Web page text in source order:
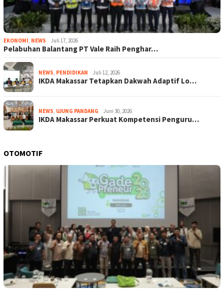
EKONOMI, NEWS Juli 17, 2026
Pelabuhan Balantang PT Vale Raih Penghar…
NEWS, PENDIDIKAN Juli 12, 2026
IKDA Makassar Tetapkan Dakwah Adaptif Lo…
NEWS, UJUNG PANDANG Juni 30, 2026
IKDA Makassar Perkuat Kompetensi Penguru…
OTOMOTIF